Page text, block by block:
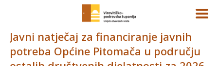
Javni natječaj za financiranje javnih
potreba Općine Pitomača u području